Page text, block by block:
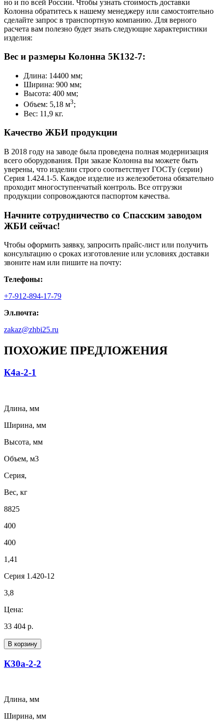
но и по всей России. Чтобы узнать стоимость доставки
Колонна обратитесь к нашему менеджеру или самостоятельно
сделайте запрос в транспортную компанию. Для верного
расчета вам полезно будет знать следующие характеристики
изделия:
Вес и размеры Колонна 5К132-7:
Длина: 14400 мм;
Ширина: 900 мм;
Высота: 400 мм;
Объем: 5,18 м3;
Вес: 11,9 кг.
Качество ЖБИ продукции
В 2018 году на заводе была проведена полная модернизация
всего оборудования. При заказе Колонна вы можете быть
уверены, что изделии строго соответствует ГОСТу (серии)
Серия 1.424.1-5. Каждое изделие из железобетона обязательно
проходит многоступенчатый контроль. Все отгрузки
продукции сопровождаются паспортом качества.
Начните сотрудничество со Cпасским заводом
ЖБИ сейчас!
Чтобы оформить заявку, запросить прайс-лист или получить
консультацию о сроках изготовление или условиях доставки
звоните нам или пишите на почту:
Телефоны:
+7-912-894-17-79
Эл.почта:
zakaz@zhbi25.ru
ПОХОЖИЕ ПРЕДЛОЖЕНИЯ
К4а-2-1
Длина, мм
Ширина, мм
Высота, мм
Объем, м3
Серия,
Вес, кг
8825
400
400
1,41
Серия 1.420-12
3,8
Цена:
33 404 р.
В корзину
К30а-2-2
Длина, мм
Ширина, мм